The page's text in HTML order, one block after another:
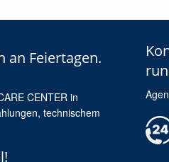
an Feiertagen.
CENTER in
technischem